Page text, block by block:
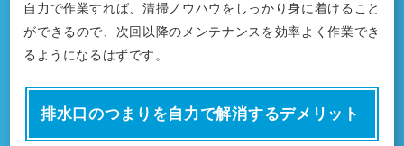
自力で作業すれば、清掃ノウハウをしっかり身に着けること
ができるので、次回以降のメンテナンスを効率よく作業でき
るようになるはずです。
排水口のつまりを自力で解消するデメリット